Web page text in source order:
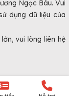
Ngọc Báu. Vui
dụng dữ liệu của
vui lòng liên hệ